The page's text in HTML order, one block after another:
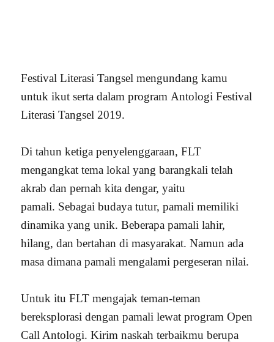
Festival Literasi Tangsel mengundang kamu
untuk ikut serta dalam program Antologi Festival
Literasi Tangsel 2019.
Di tahun ketiga penyelenggaraan, FLT
mengangkat tema lokal yang barangkali telah
akrab dan pernah kita dengar, yaitu
pamali. Sebagai budaya tutur, pamali memiliki
dinamika yang unik. Beberapa pamali lahir,
hilang, dan bertahan di masyarakat. Namun ada
masa dimana pamali mengalami pergeseran nilai.
Untuk itu FLT mengajak teman-teman
bereksplorasi dengan pamali lewat program Open
Call Antologi. Kirim naskah terbaikmu berupa